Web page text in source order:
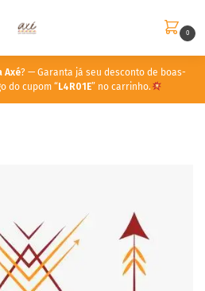
0
Axé? — Garanta já seu desconto de boas-
do cupom “ L4R01E” no carrinho.